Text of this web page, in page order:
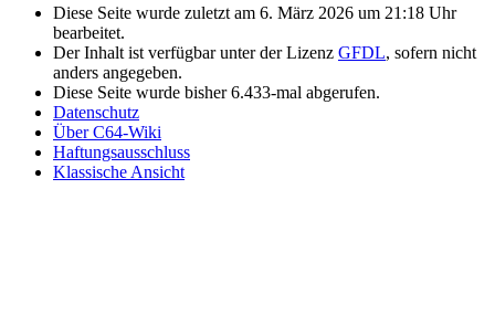
Diese Seite wurde zuletzt am 6. März 2026 um 21:18 Uhr
bearbeitet.
Der Inhalt ist verfügbar unter der Lizenz GFDL, sofern nicht
anders angegeben.
Diese Seite wurde bisher 6.433-mal abgerufen.
Datenschutz
Über C64-Wiki
Haftungsausschluss
Klassische Ansicht